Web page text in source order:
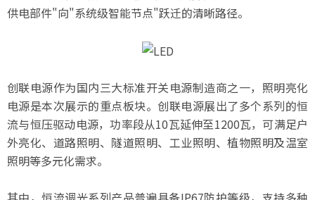
供电部件"向"系统级智能节点"跃迁的清晰路径。
创联电源作为国内三大标准开关电源制造商之一，照明亮化
电源是本次展示的重点板块。创联电源展出了多个系列的恒
流与恒压驱动电源，功率段从10瓦延伸至1200瓦，可满足户
外亮化、道路照明、隧道照明、工业照明、植物照明及温室
照明等多元化需求。